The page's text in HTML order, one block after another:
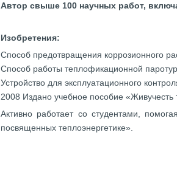
Автор свыше 100 научных работ,
Изобретения:
Способ предотвращения коррозионного
Способ работы теплофикационной
Устройство для эксплуатационного
2008 Издано учебное пособие «Живучесть
Активно работает со студентами,
посвященных теплоэнергетике».